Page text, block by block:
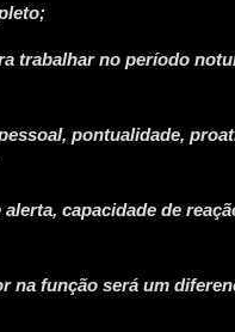
trabalhar no período
pontualidade,
capacidade de
na função será um